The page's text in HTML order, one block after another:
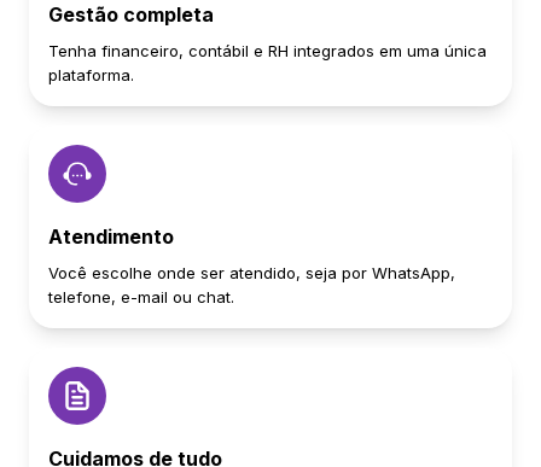
Gestão completa
Tenha financeiro, contábil e RH integrados em uma única
plataforma.
Atendimento
Você escolhe onde ser atendido, seja por WhatsApp,
telefone, e-mail ou chat.
Cuidamos de tudo